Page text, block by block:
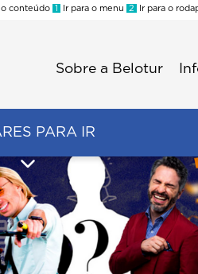
o conteúdo 1 Ir para o menu 2 Ir para o
Sobre a Belotur
PARA IR